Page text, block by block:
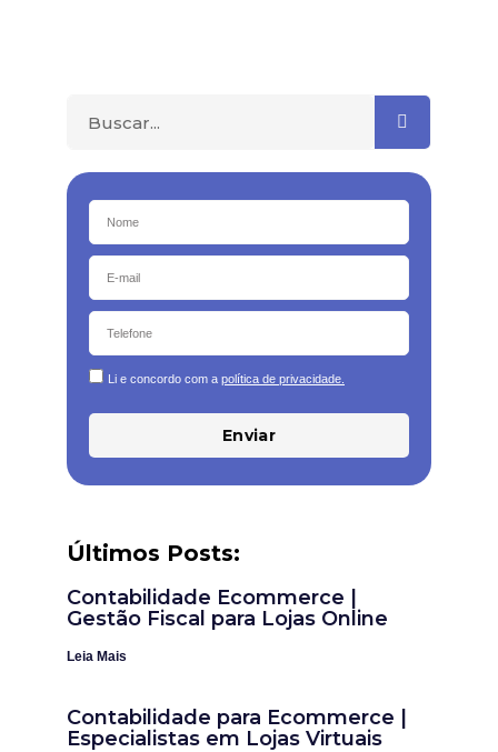
Li e concordo com a política de privacidade.
Enviar
Últimos Posts:
Contabilidade Ecommerce |
Gestão Fiscal para Lojas Online
Leia Mais
Contabilidade para Ecommerce |
Especialistas em Lojas Virtuais